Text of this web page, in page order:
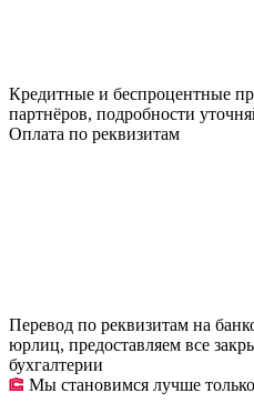
Кредитные и беспроцентные
партнёров, подробности
Оплата по реквизитам
Перевод по реквизитам на
юрлиц, предоставляем все
бухгалтерии
Мы становимся лучше